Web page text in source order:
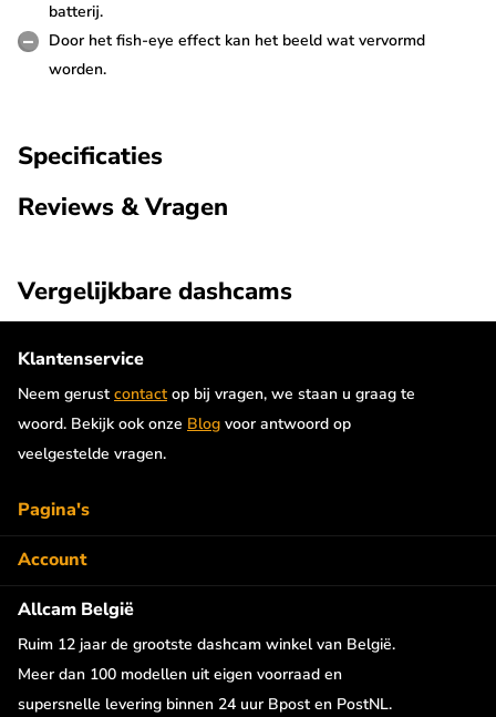
beelden worden gecombineerd tot één video met 5184*1944p
resolutie. Dit maakt de dashcam perfect als parkeerbeveiliging
voor je auto. Uitgerust met de Sony Starvis 2 Sensor zijn de
De 2.7K achter camera heeft een kijkhoek van 165˚ en de
positionering. Hij wordt met een lange kabel van 6 meter
Tripod + handheld houder
het meegeleverde tripod statief en de handheld houder. Deze
zijn te combineren en de handheld houder heeft een
ingebouwde 37.000mAh batterij. Samen zorgen ze ervoor dat je
de E360 Ace tot wel 4 uur buiten de auto kunt gebruiken op één
Vantrue Cloud
Misschien wel de mooiste functie van deze Vantrue E360 Ace
Cloud is de mogelijkheid om overal ter wereld te verbinden met
de dashcam. De Vantrue LTE module (zie accessoires)
ondersteunt SIM kaarten met actieve internetverbinding. Verbind
de Vantrue LTE module vervolgens met de dashcam en je hebt
batterij.
Door het fish-eye effect kan het beeld wat vervormd
worden.
Specificaties
Reviews & Vragen
Vergelijkbare dashcams
Klantenservice
Neem gerust contact op bij vragen, we staan u graag te
woord. Bekijk ook onze Blog voor antwoord op
veelgestelde vragen.
Pagina's
Account
Allcam België
Ruim 12 jaar de grootste dashcam winkel van België.
Meer dan 100 modellen uit eigen voorraad en
supersnelle levering binnen 24 uur Bpost en PostNL.